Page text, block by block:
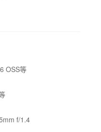
OSS等
f/1.4